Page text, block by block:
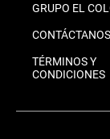
GRUPO EL
CONTÁCTANOS
TÉRMINOS Y
CONDICIONES